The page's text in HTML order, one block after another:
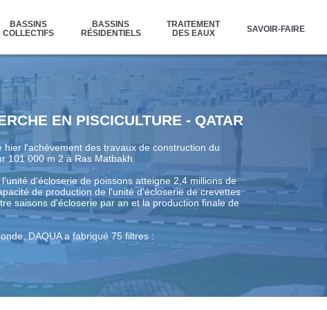
BASSINS
COLLECTIFS
BASSINS
RÉSIDENTIELS
TRAITEMENT
DES EAUX
SAVOIR-FAIRE
EN PISCICULTURE - QATAR
l'achèvement des travaux de construction du
101 000 m 2 à Ras Matbakh.
d'écloserie de poissons atteigne 2,4 millions de
de production de l'unité d'écloserie de crevettes
saisons d'écloserie par an et la production finale de
DAQUA a fabriqué 75 filtres :